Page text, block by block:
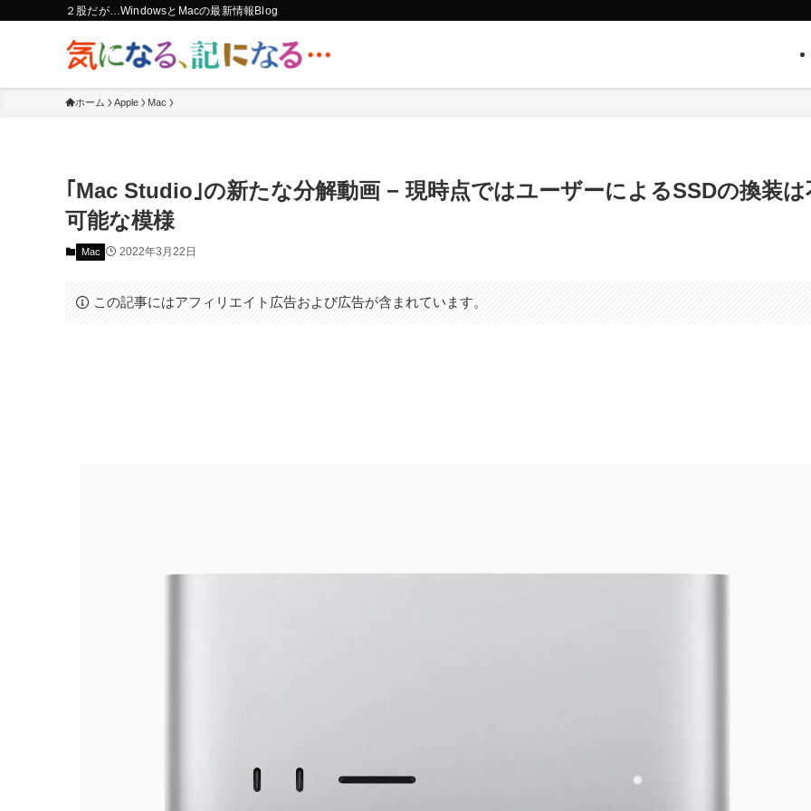
２股だが…WindowsとMacの最新情報Blog
ホーム Apple Mac
｢Mac Studio｣の新たな分解動画 − 現時点ではユーザーによるSSDの換装は
可能な模様
Mac 2022年3月22日
この記事にはアフィリエイト広告および広告が含まれています。